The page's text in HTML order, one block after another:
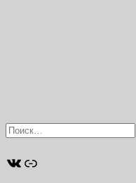
Найти:
ВКонтакте
Ссылка